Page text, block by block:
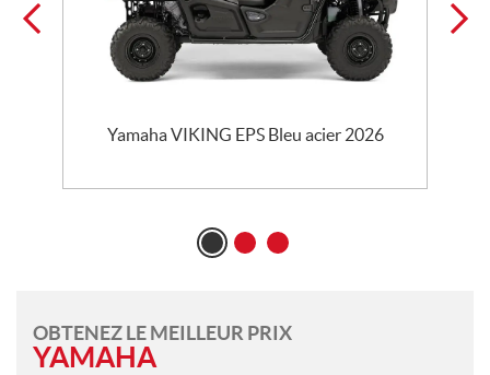
Yamaha VIKING EPS Bleu acier 2026
OBTENEZ LE MEILLEUR PRIX
YAMAHA